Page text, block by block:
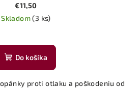
€11,50
Skladom(3 ks)
Do košíka
proti otlaku a poškodeniu od